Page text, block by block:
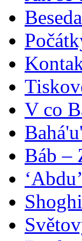
V co
Báb –